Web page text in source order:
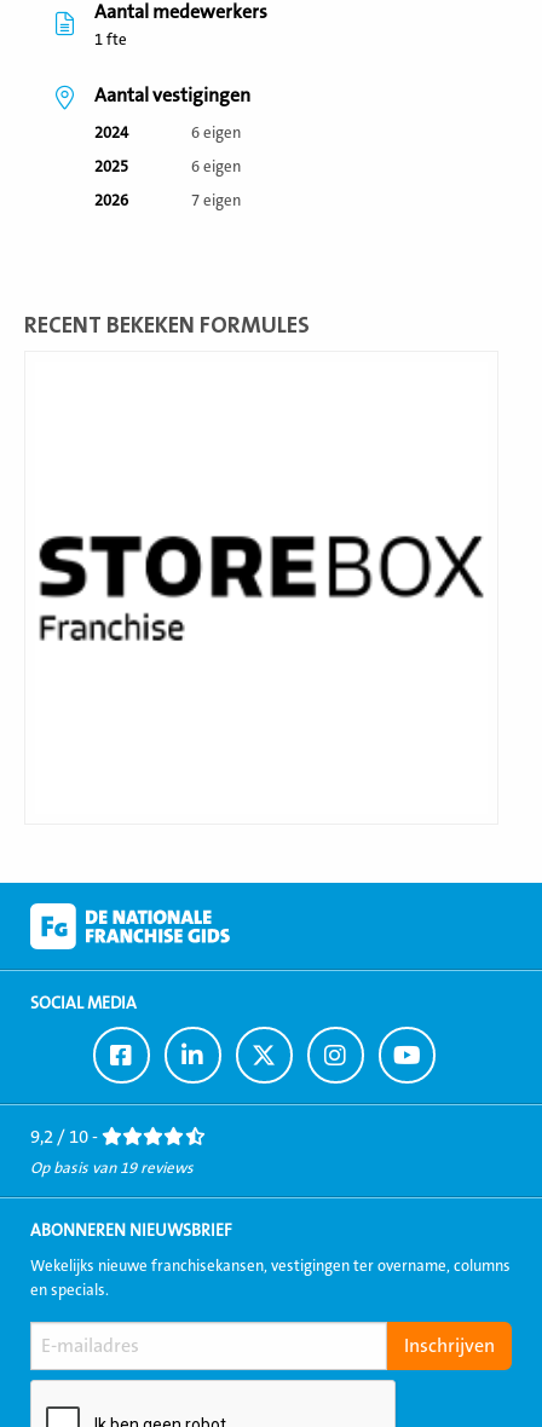
Aantal medewerkers
1 fte
Aantal vestigingen
2024
6 eigen
2025
6 eigen
2026
7 eigen
RECENT BEKEKEN FORMULES
SOCIAL MEDIA
Ga
naar
Facebook
Ga
naar
LinkedIn
Ga
naar
Twitter
Ga
naar
Instagram
Ga
naar
Youtube
9,2 / 10 -
Op basis van 19 reviews
ABONNEREN NIEUWSBRIEF
Wekelijks nieuwe franchisekansen, vestigingen ter overname, columns
en specials.